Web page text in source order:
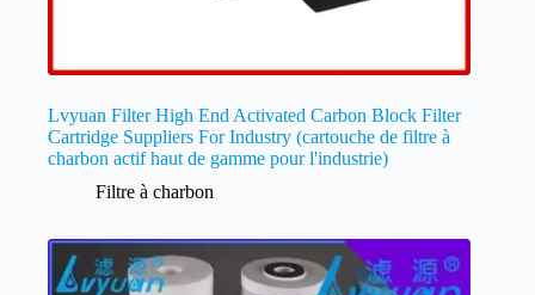
Lvyuan Filter High End Activated Carbon Block Filter
Cartridge Suppliers For Industry (cartouche de filtre à
charbon actif haut de gamme pour l'industrie)
Filtre à charbon